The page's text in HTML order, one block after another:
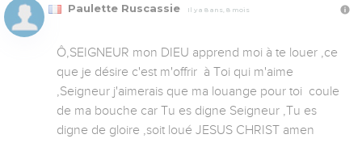
Paulette Ruscassie Il y a 8 ans, 8 mois
Ô,SEIGNEUR mon DIEU apprend moi à te louer ,ce
que je désire c'est m'offrir  à Toi qui m'aime
,Seigneur j'aimerais que ma louange pour toi  coule
de ma bouche car Tu es digne Seigneur ,Tu es
digne de gloire ,soit loué JESUS CHRIST amen